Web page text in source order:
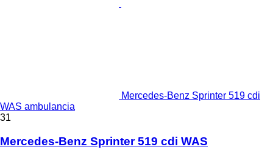
Mercedes-Benz Sprinter 519 cdi
WAS ambulancia
31
Mercedes-Benz Sprinter 519 cdi WAS